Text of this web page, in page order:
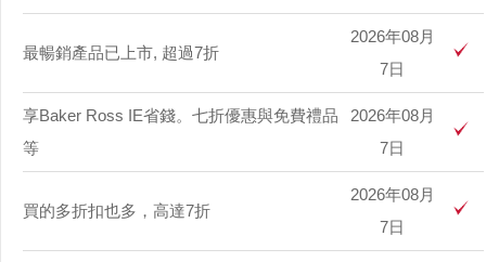
最暢銷產品已上市, 超過7折
2026年08月
7日
享Baker Ross IE省錢。七折優惠與免費禮品
等
2026年08月
7日
買的多折扣也多，高達7折
2026年08月
7日